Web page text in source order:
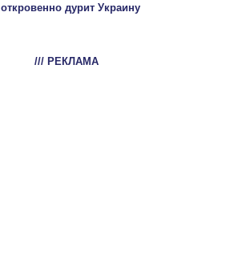
откровенно дурит Украину
/// РЕКЛАМА